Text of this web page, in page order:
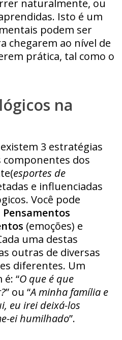
naturalmente, ou
Isto é um
podem ser
chegarem ao nível de
prática, tal como o
na
3 estratégias
dos
esportes de
e influenciadas
Você pode
Pensamentos
(emoções) e
uma destas
outras de diversas
diferentes. Um
“O que é que
” ou “A minha família e
eu irei deixá-los
ei humilhado”.